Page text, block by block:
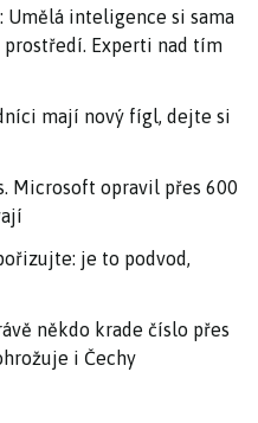
Umělá inteligence si sama
prostředí. Experti nad tím
mají nový fígl, dejte si
Microsoft opravil přes 600
je to podvod,
někdo krade číslo přes
i Čechy